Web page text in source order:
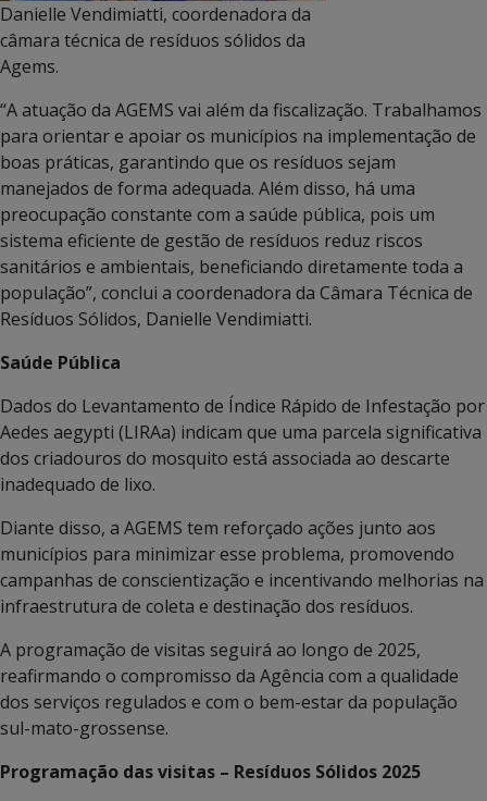
Danielle Vendimiatti, coordenadora da
câmara técnica de resíduos sólidos da
Agems.
“A atuação da AGEMS vai além da fiscalização. Trabalhamos
para orientar e apoiar os municípios na implementação de
boas práticas, garantindo que os resíduos sejam
manejados de forma adequada. Além disso, há uma
preocupação constante com a saúde pública, pois um
sistema eficiente de gestão de resíduos reduz riscos
sanitários e ambientais, beneficiando diretamente toda a
população”, conclui a coordenadora da Câmara Técnica de
Resíduos Sólidos, Danielle Vendimiatti.
Saúde Pública
Dados do Levantamento de Índice Rápido de Infestação por
Aedes aegypti (LIRAa) indicam que uma parcela significativa
dos criadouros do mosquito está associada ao descarte
inadequado de lixo.
Diante disso, a AGEMS tem reforçado ações junto aos
municípios para minimizar esse problema, promovendo
campanhas de conscientização e incentivando melhorias na
infraestrutura de coleta e destinação dos resíduos.
A programação de visitas seguirá ao longo de 2025,
reafirmando o compromisso da Agência com a qualidade
dos serviços regulados e com o bem-estar da população
sul-mato-grossense.
Programação das visitas – Resíduos Sólidos 2025